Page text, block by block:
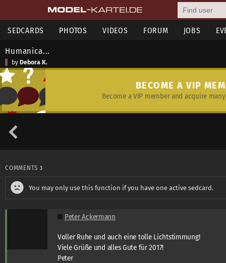
SEDCARDS PHOTOS VIDEOS FORUM JOBS
Humanica...
by Debora K.
BECOME A VIP
Become a VIP member and acquire
COMMENTS 3
You may only use this function if you have one active sedcard.
Peter Ackermann
Voller Ruhe und auch eine tolle Lichtstimmung!
Viele Grüße und alles Gute für 2017!
Peter